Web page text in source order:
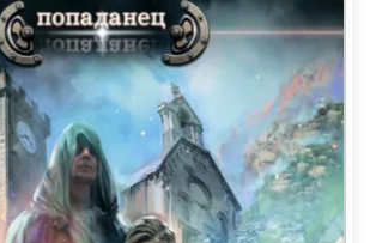
разбавленных размышлениями
то момент я попробовал представить
обстоятельствах. Поступил бы я так
точно знаю людей, которые могли
думать именно так.
себе дописать за автора диалоги,